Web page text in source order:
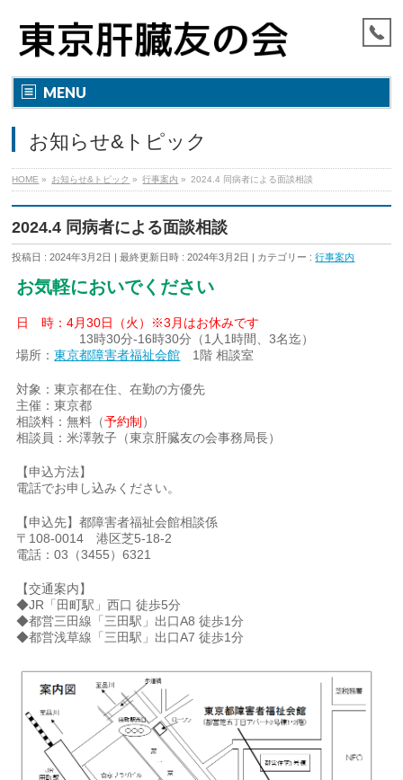
MENU
お知らせ&トピック
HOME » お知らせ&トピック » 行事案内 » 2024.4 同病者による面談相談
2024.4 同病者による面談相談
投稿日 : 2024年3月2日 最終更新日時 : 2024年3月2日 カテゴリー :行事案内
お気軽においでください
日 時：4月30日（火）※3月はお休みです
13時30分-16時30分（1人1時間、3名迄）
場所：東京都障害者福祉会館 1階 相談室
対象：東京都在住、在勤の方優先
主催：東京都
相談料：無料（予約制 ）
相談員：米澤敦子（東京肝臓友の会事務局長）
【申込方法】
電話でお申し込みください。
【申込先】都障害者福祉会館相談係
〒108-0014 港区芝5-18-2
電話：03（3455）6321
【交通案内】
◆JR「田町駅」西口 徒歩5分
◆都営三田線「三田駅」出口A8 徒歩1分
◆都営浅草線「三田駅」出口A7 徒歩1分